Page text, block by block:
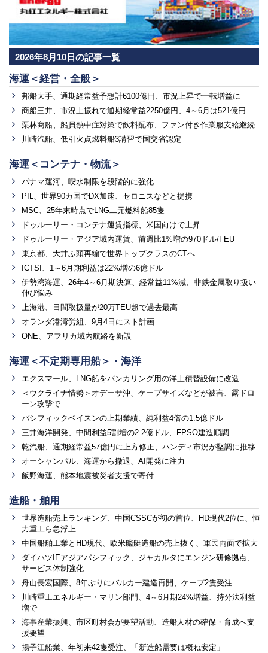
2026年8月10日の記事一覧
海運＜経営・全般＞
邦船大手、通期経常益予想計6100億円、市況上昇で一転増益に
商船三井、市況上振れで通期経常益2250億円、4～6月は521億円
栗林商船、船員熱中症対策で飲料配布、ファン付き作業服支給継続
川崎汽船、低引火点燃料船3講習で国交省認定
海運＜コンテナ・物流＞
パナマ運河、喫水制限を段階的に強化
PIL、世界90カ国でDX加速、セロニスなどと提携
MSC、25年末時点でLNG二元燃料船85隻
ドゥルーリー・コンテナ運賃指標、米国向けで上昇
ドゥルーリー・アジア域内運賃、前週比1%増の970ドル/FEU
東京都、大井ふ頭再編で世界トップクラスのCTへ
ICTSI、1～6月期利益は22%増の6億ドル
伊勢湾海運、26年4～6月期決算、経常益11%減、非鉄金属取り扱い
伸び悩み
上海港、日間取扱量が20万TEU超で過去最高
オランダ港湾労組、9月4日にスト計画
ONE、アフリカ域内航路を新設
海運＜不定期専用船＞・海洋
エクスマール、LNG船をバンカリング用の洋上積替設備に改造
＜ウクライナ情勢＞オデーサ沖、ケープサイズなどが被害、露ドロ
ーン攻撃で
パシフィックベイスンの上期業績、純利益4倍の1.5億ドル
三井海洋開発、中間利益5割増の2.2億ドル、FPSO建造順調
乾汽船、通期経常益57億円に上方修正、ハンディ市況が堅調に推移
オーシャンパル、海運から撤退、AI開発に注力
飯野海運、熊本地震被災者支援で寄付
造船・舶用
世界造船売上ランキング、中国CSSCが初の首位、HD現代2位に、恒
力重工ら急浮上
中国船舶工業とHD現代、欧米艦艇造船の売上抜く、軍民両面で拡大
ダイハツIEアジアパシフィック、ジャカルタにエンジン研修拠点、
サービス体制強化
舟山長宏国際、8年ぶりにバルカー建造再開、ケープ2隻受注
川崎重工エネルギー・マリン部門、4～6月期24%増益、持分法利益
増で
海事産業振興、市区町村会が要望活動、造船人材の確保・育成へ支
援要望
揚子江船業、年初来42隻受注、「新造船需要は概ね安定」